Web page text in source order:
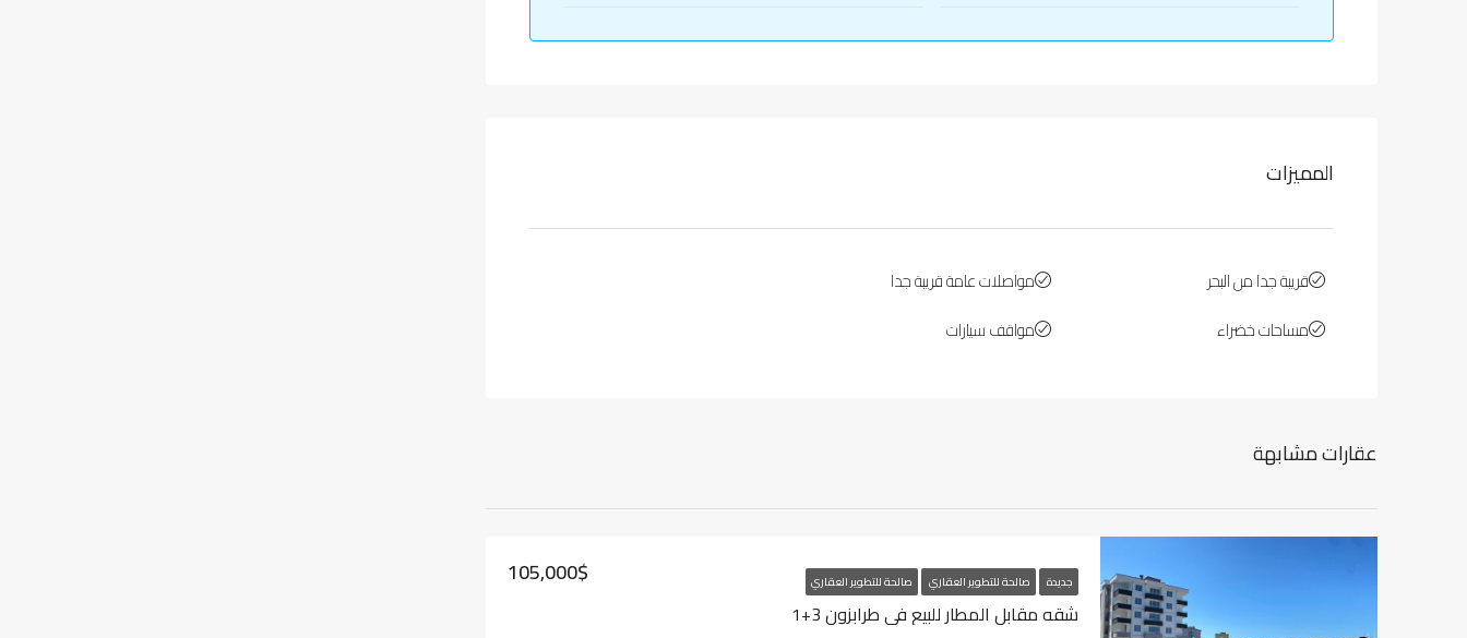
المميزات
قريبة جدا من البحر
مساحات خضراء
مواصلات عامة قريبة جدا
مواقف سيارات
عقارات مشابهة
جديدة صالحة للتطوير العقاري صالحة للتطوير العقاري
شقه مقابل المطار للبيع في طرابزون 3+1
105,000$